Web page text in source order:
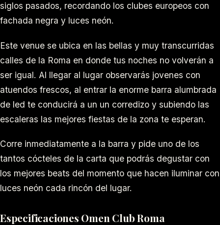
siglos pasados, recordando los clubes europeos con
fachada negra y luces neón.
Este venue se ubica en las bellas y muy transcurridas
calles de la Roma en donde tus noches no volverán a
ser igual. Al llegar al lugar observarás jovenes con
atuendos frescos, al entrar la enorme barra alumbrada
de led te conducirá a un un corredizo y subiendo las
escaleras las mejores fiestas de la zona te esperan.
Corre inmediatamente a la barra y pide uno de los
tantos cócteles de la carta que podrás degustar con
los mejores beats del momento que hacen iluminar con
luces neón cada rincón del lugar.
Especificaciones Omen Club Roma